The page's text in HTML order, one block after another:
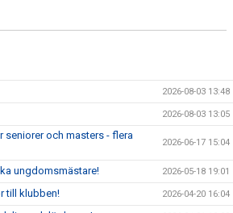
2026-08-03 13:48
2026-08-03 13:05
seniorer och masters - flera
2026-06-17 15:04
ungdomsmästare! 2026-05-18 19:01
till klubben! 2026-04-20 16:04